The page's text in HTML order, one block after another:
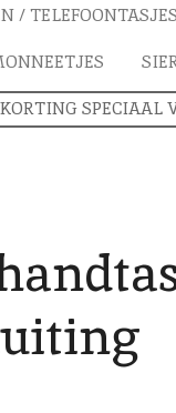
/ TELEFOONTASJES
SPECIAAL